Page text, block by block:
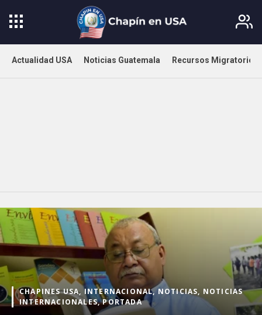
Actualidad USA Noticias Guatemala Recursos Migratorios
CHAPINES USA, INTERNACIONAL, NOTICIAS, NOTICIAS
INTERNACIONALES, PORTADA